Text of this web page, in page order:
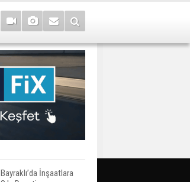
Bayraklı’da İnşaatlara